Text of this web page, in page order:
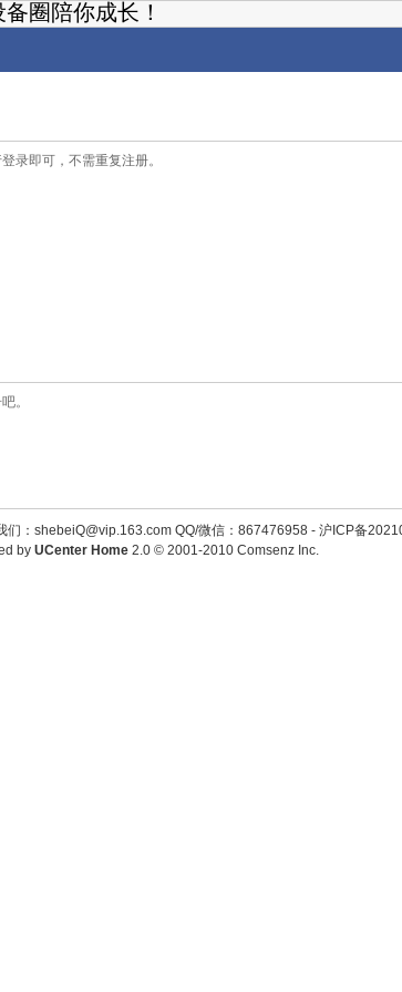
圈陪你成长！
录即可，不需重复注册。
。
们：shebeiQ@vip.163.com QQ/微信：867476958- 沪ICP备
by UCenter Home 2.0© 2001-2010 Comsenz Inc.